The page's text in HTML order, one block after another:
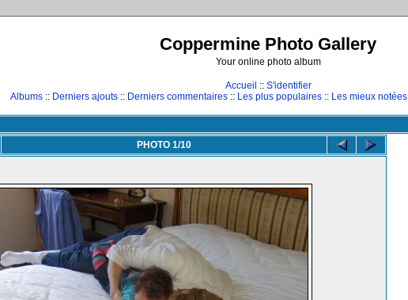
Coppermine Photo Gallery
Your online photo album
Accueil :: S'identifier
Albums :: Derniers ajouts :: Derniers commentaires :: Les plus populaires :: Les mieux notées
PHOTO 1/10